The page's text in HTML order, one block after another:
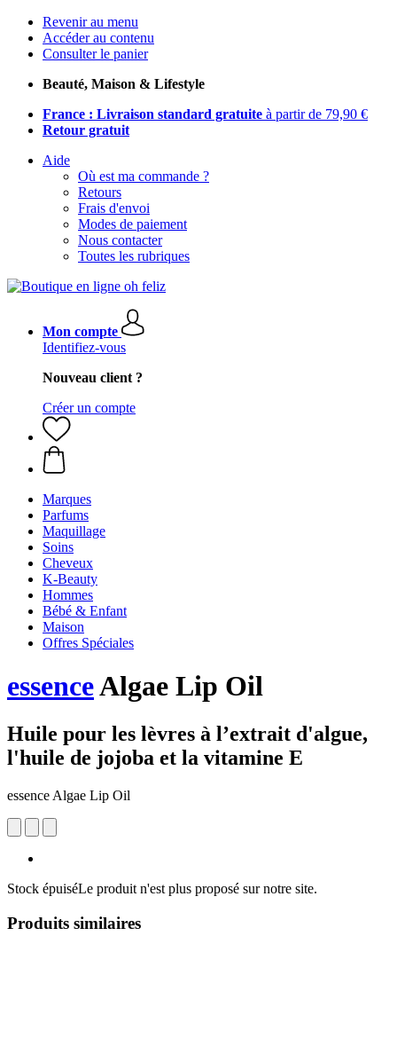
Revenir au menu
Accéder au contenu
Consulter le panier
Beauté, Maison & Lifestyle
France : Livraison standard gratuite à partir de 79,90 €
Retour gratuit
Aide
Où est ma commande ?
Retours
Frais d'envoi
Modes de paiement
Nous contacter
Toutes les rubriques
Mon compte
Identifiez-vous
Nouveau client ?
Créer un compte
Marques
Parfums
Maquillage
Soins
Cheveux
K-Beauty
Hommes
Bébé & Enfant
Maison
Offres Spéciales
essenceAlgae Lip Oil
Huile pour les lèvres à l’extrait d'algue,
l'huile de jojoba et la vitamine E
essence Algae Lip Oil
Stock épuiséLe produit n'est plus proposé sur notre site.
Produits similaires